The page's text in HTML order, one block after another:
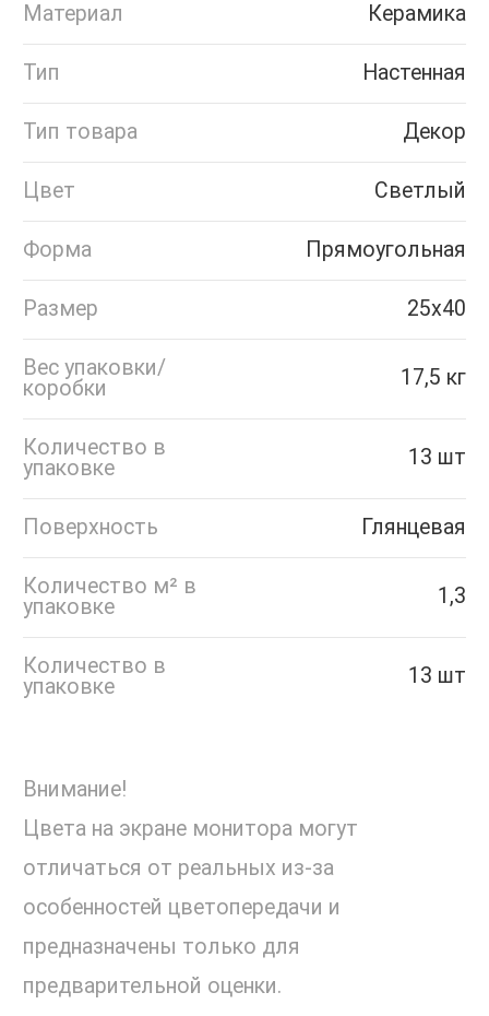
Материал Керамика
Тип Настенная
Тип товара Декор
Цвет Светлый
Форма Прямоугольная
Размер 25x40
Вес упаковки/
коробки
17,5 кг
Количество в
упаковке
13 шт
Поверхность Глянцевая
Количество м² в
упаковке
1,3
Количество в
упаковке
13 шт
Внимание!
Цвета на экране монитора могут
отличаться от реальных из-за
особенностей цветопередачи и
предназначены только для
предварительной оценки.